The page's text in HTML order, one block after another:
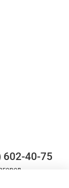
602-40-75